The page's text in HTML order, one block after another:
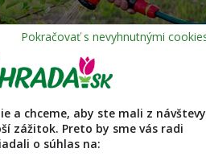
a chceme, aby ste mali z návštevy
zážitok. Preto by sme vás radi
o súhlas na: